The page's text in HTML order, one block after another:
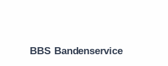
BBS Bandenservice